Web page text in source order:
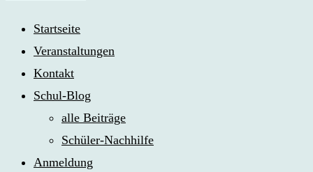
Startseite
Veranstaltungen
Kontakt
Schul-Blog
alle Beiträge
Schüler-Nachhilfe
Anmeldung